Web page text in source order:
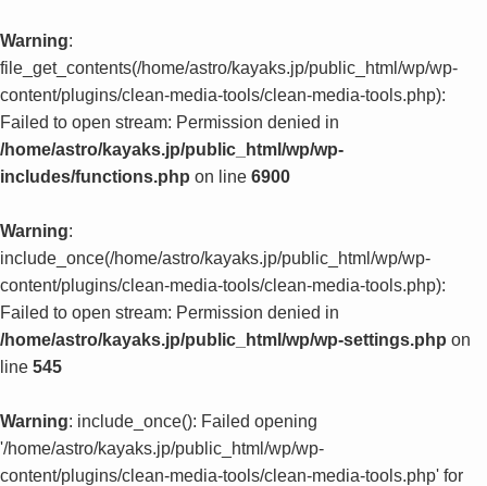
Warning:
file_get_contents(/home/astro/kayaks.jp/public_html/wp/wp-
content/plugins/clean-media-tools/clean-media-tools.php):
Failed to open stream: Permission denied in
/home/astro/kayaks.jp/public_html/wp/wp-
includes/functions.php on line 6900
Warning:
include_once(/home/astro/kayaks.jp/public_html/wp/wp-
content/plugins/clean-media-tools/clean-media-tools.php):
Failed to open stream: Permission denied in
/home/astro/kayaks.jp/public_html/wp/wp-settings.php on
line 545
Warning: include_once(): Failed opening
'/home/astro/kayaks.jp/public_html/wp/wp-
content/plugins/clean-media-tools/clean-media-tools.php' for